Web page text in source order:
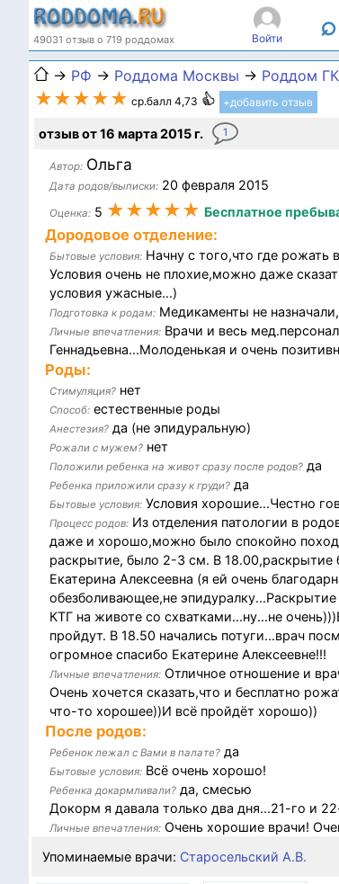
49031 отзыв о 719 роддомах Войти ⌕
→ РФ → Роддома Москвы → Роддом
★★★★★ ср.балл 4,73 +добавить отзыв
отзыв от 16 марта 2015 г. 1
Автор: Ольга
Дата родов/выписки: 20 февраля 2015
Оценка: 5 ★★★★★ Бесплатное
Дородовое отделение:
Бытовые условия: Начну с того,что где рожать
Условия очень не плохие,можно даже
условия ужасные...)
Подготовка к родам: Медикаменты не
Личные впечатления: Врачи и весь
Геннадьевна...Молоденькая и очень
Роды:
Стимуляция? нет
Способ: естественные роды
Анестезия? да (не эпидуральную)
Рожали с мужем? нет
Положили ребенка на живот сразу после родов? да
Ребенка приложили сразу к груди? да
Бытовые условия: Условия хорошие...Честно
Процесс родов: Из отделения патологии в
даже и хорошо,можно было спокойно
раскрытие, было 2-3 см. В
Екатерина Алексеевна (я ей очень
обезболивающее,не
КТГ на животе со схватками...ну...не
пройдут. В 18.50 начались потуги...врач
огромное спасибо Екатерине Алексеевне!!!
Личные впечатления: Отличное отношение и
Очень хочется сказать,что и бесплатно
что-то хорошее))И всё пройдёт хорошо))
После родов:
Ребенок лежал с Вами в палате? да
Бытовые условия: Всё очень хорошо!
Ребенка докармливали? да, смесью
Докорм я давала только два дня...21-го и
Личные впечатления: Очень хорошие врачи!
Упоминаемые врачи: Старосельский А.В.